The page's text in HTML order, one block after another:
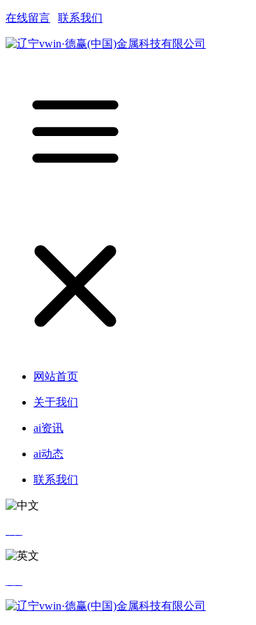
在线留言 联系我们
网站首页
关于我们
ai资讯
ai动态
联系我们